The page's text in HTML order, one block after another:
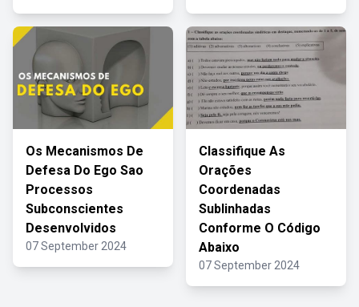
Os Mecanismos De
Defesa Do Ego Sao
Processos
Subconscientes
Desenvolvidos
07 September 2024
Classifique As
Orações
Coordenadas
Sublinhadas
Conforme O Código
Abaixo
07 September 2024